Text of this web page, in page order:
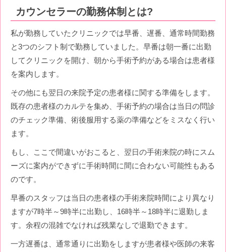
カウンセラーの勤務体制とは?
私が勤務していたクリニックでは早番、遅番、通常時間勤務
と3つのシフト制で勤務していました。早番は朝一番に出勤
してクリニックを開け、朝から手術予約がある場合は患者様
を案内します。
その他にも翌日の来院予定の患者様に関する準備をします。
既存の患者様のカルテを集め、手術予約の場合は当日の問診
のチェック準備、術後服用する薬の準備などをミスなく行い
ます。
もし、ここで間違いがおこると、翌日の手術来院の時にスム
ーズに案内ができずに手術時間に間に合わない可能性もある
のです。
早番のスタッフは当日の患者様の手術来院時間により異なり
ますが7時半～9時半に出勤し、16時半～18時半に退勤しま
す。余程の混雑でなければ残業なしで退勤できます。
一方遅番は、通常通りに出勤をしますが患者様や医師の来客